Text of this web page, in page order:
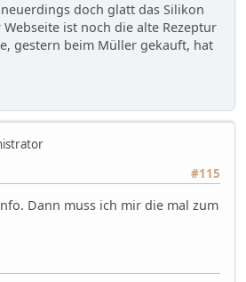
neuerdings doch glatt das Silikon
ist noch die alte Rezeptur
gestern beim Müller gekauft, hat
#115
Dann muss ich mir die mal zum